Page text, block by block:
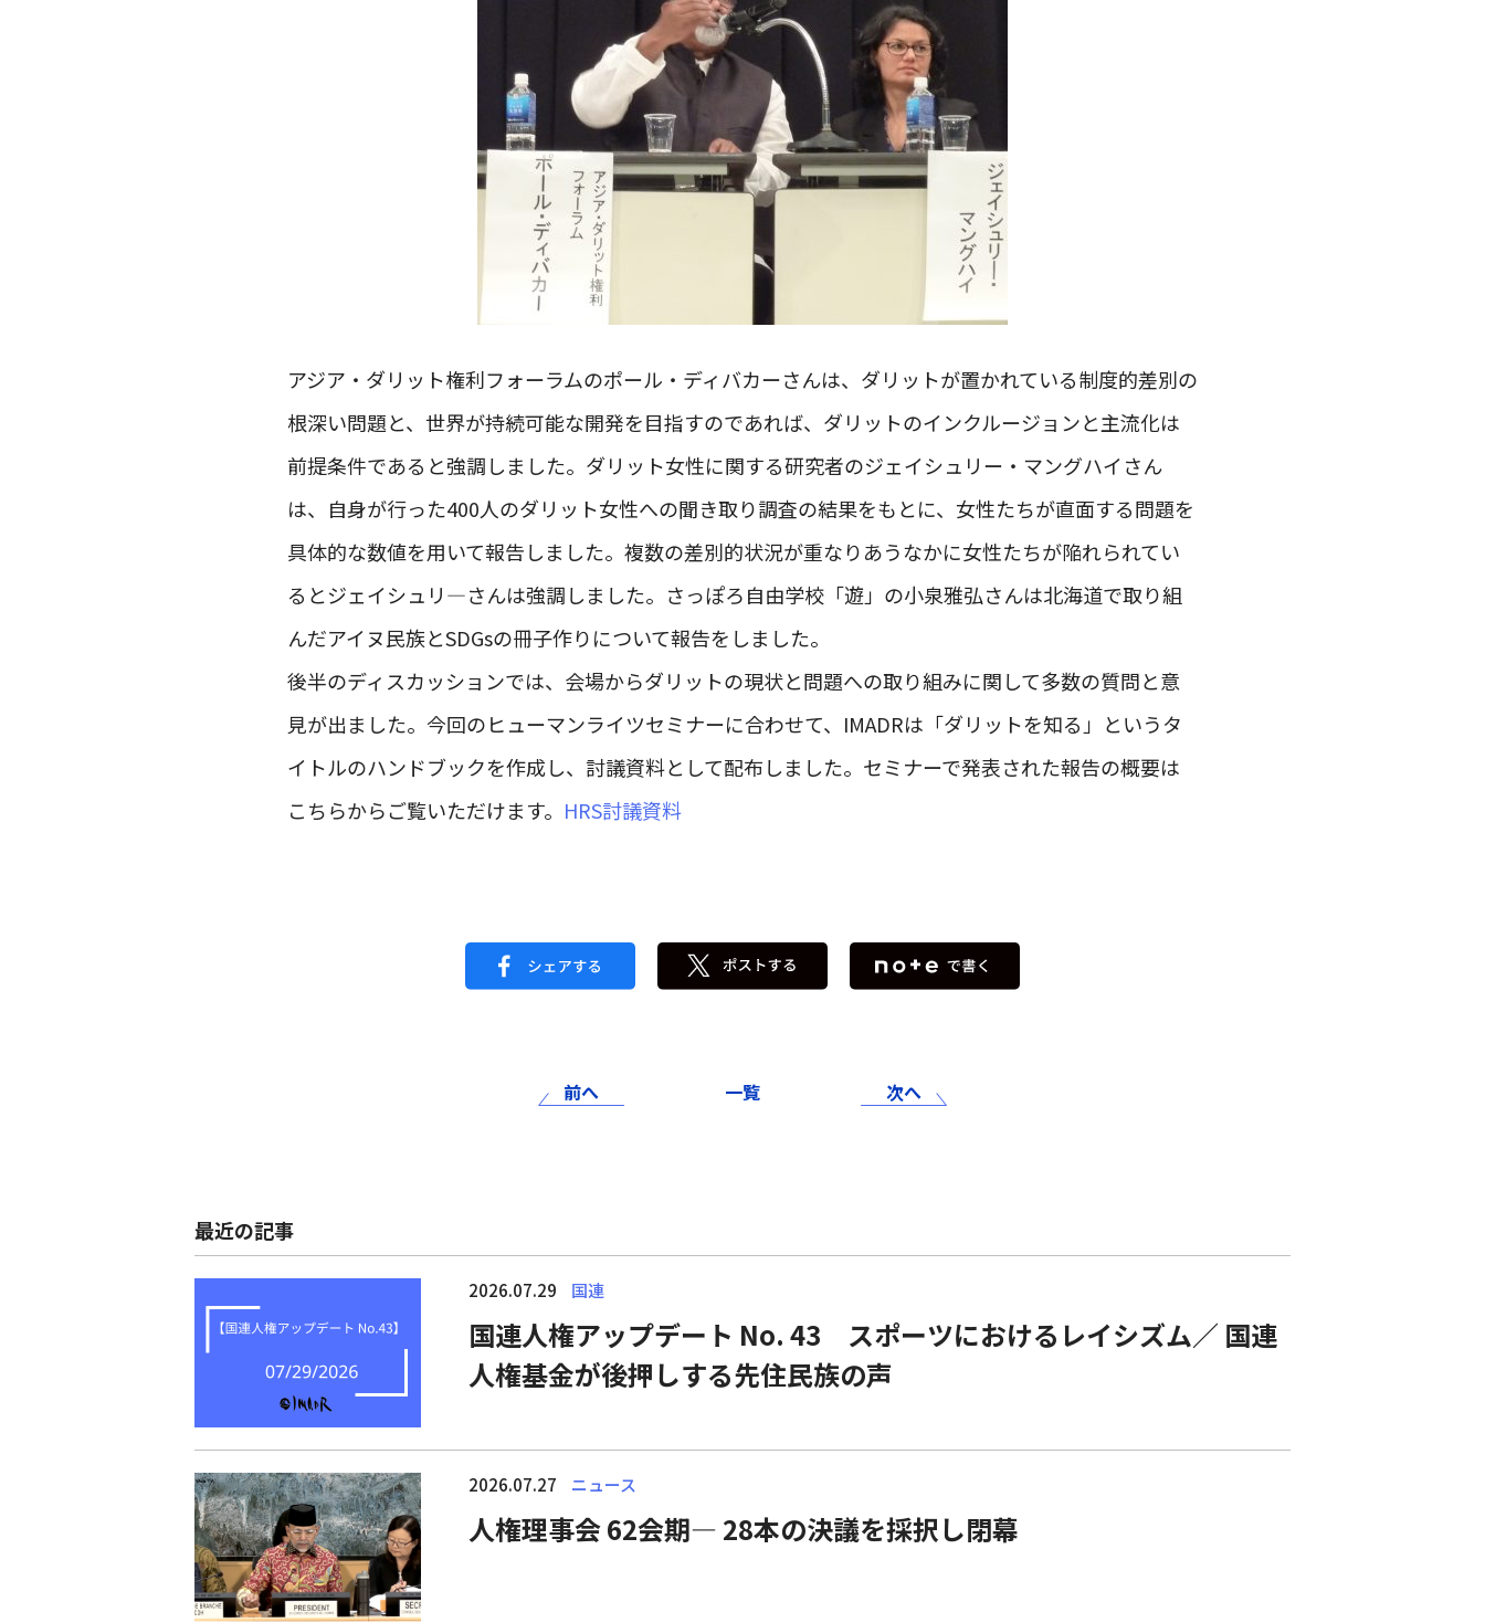
アジア・ダリット権利フォーラムのポール・ディバカーさんは、ダリットが置かれている制度的差別の
根深い問題と、世界が持続可能な開発を目指すのであれば、ダリットのインクルージョンと主流化は
前提条件であると強調しました。ダリット女性に関する研究者のジェイシュリー・マングハイさん
は、自身が行った400人のダリット女性への聞き取り調査の結果をもとに、女性たちが直面する問題を
具体的な数値を用いて報告しました。複数の差別的状況が重なりあうなかに女性たちが陥れられてい
るとジェイシュリ―さんは強調しました。さっぽろ自由学校「遊」の小泉雅弘さんは北海道で取り組
んだアイヌ民族とSDGsの冊子作りについて報告をしました。
後半のディスカッションでは、会場からダリットの現状と問題への取り組みに関して多数の質問と意
見が出ました。今回のヒューマンライツセミナーに合わせて、IMADRは「ダリットを知る」というタ
イトルのハンドブックを作成し、討議資料として配布しました。セミナーで発表された報告の概要は
こちらからご覧いただけます。 HRS討議資料
前へ 一覧 次へ
最近の記事
2026.07.29 国連
国連人権アップデート No. 43 スポーツにおけるレイシズム／ 国連
人権基金が後押しする先住民族の声
2026.07.27 ニュース
人権理事会 62会期― 28本の決議を採択し閉幕